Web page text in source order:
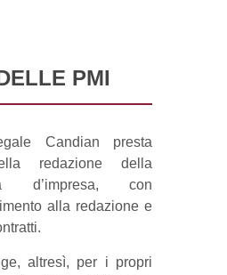
PMI
Candian presta
redazione della
d’impresa, con
alla redazione e
altresì, per i propri